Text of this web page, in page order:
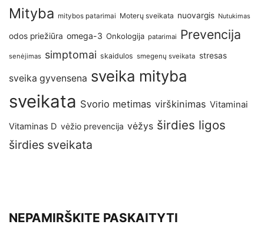
Mityba mitybos patarimai Moterų sveikata nuovargis Nutukimas
odos priežiūra omega-3 Onkologija patarimai Prevencija
senėjimas simptomai skaidulos smegenų sveikata stresas
sveika gyvensena sveika mityba
sveikata Svorio metimas virškinimas Vitaminai
Vitaminas D vėžio prevencija vėžys širdies ligos
širdies sveikata
NEPAMIRŠKITE PASKAITYTI